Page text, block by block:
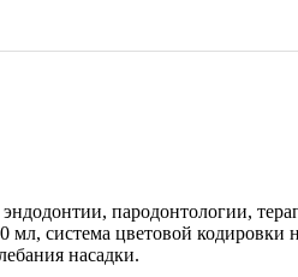
пародонтологии,
система цветовой кодировки
насадки.